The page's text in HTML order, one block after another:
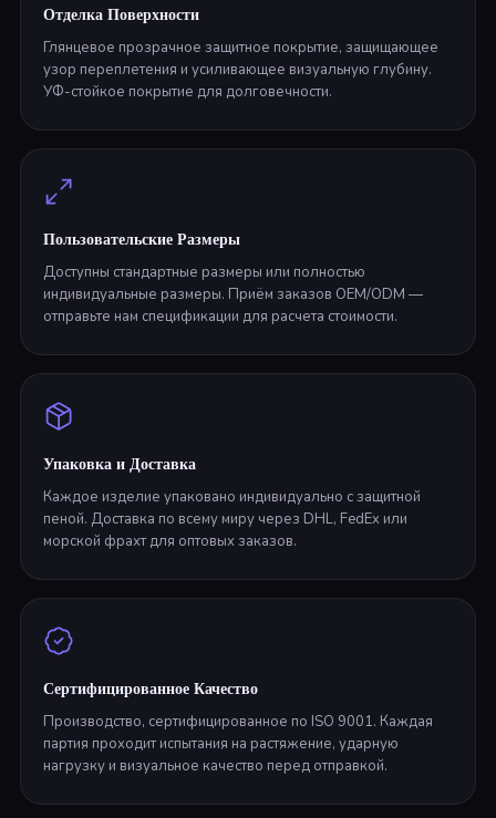
Отделка Поверхности
Глянцевое прозрачное защитное покрытие, защищающее
узор переплетения и усиливающее визуальную глубину.
УФ-стойкое покрытие для долговечности.
Пользовательские Размеры
Доступны стандартные размеры или полностью
индивидуальные размеры. Приём заказов OEM/ODM —
отправьте нам спецификации для расчета стоимости.
Упаковка и Доставка
Каждое изделие упаковано индивидуально с защитной
пеной. Доставка по всему миру через DHL, FedEx или
морской фрахт для оптовых заказов.
Сертифицированное Качество
Производство, сертифицированное по ISO 9001. Каждая
партия проходит испытания на растяжение, ударную
нагрузку и визуальное качество перед отправкой.